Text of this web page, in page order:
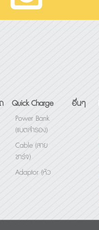
Quick Charge
Power Bank
(แบตสำรอง)
Cable (สาย
ชาร์จ)
Adaptor (หัว
อื่นๆ